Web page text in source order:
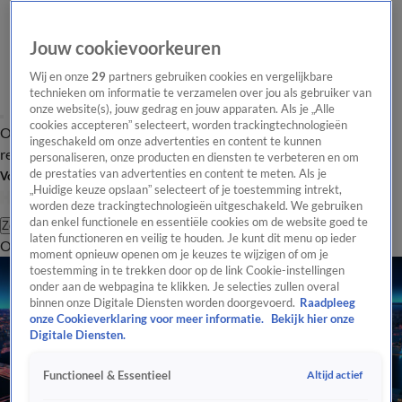
Overzicht Laatste nieuws Regionieuws Het beste van Hart
Tip de
redactie
Volg Hart van Nederland
Zoeken
OverzichtRegioUitzendingenWeerTip de redactiePanelVideo's
Jouw cookievoorkeuren
Wij en onze29 partners gebruiken cookies en vergelijkbare
technieken om informatie te verzamelen over jou als gebruiker van
onze website(s), jouw gedrag en jouw apparaten. Als je „Alle
cookies accepteren” selecteert, worden trackingtechnologieën
ingeschakeld om onze advertenties en content te kunnen
personaliseren, onze producten en diensten te verbeteren en om
de prestaties van advertenties en content te meten. Als je
„Huidige keuze opslaan” selecteert of je toestemming intrekt,
worden deze trackingtechnologieën uitgeschakeld. We gebruiken
dan enkel functionele en essentiële cookies om de website goed te
laten functioneren en veilig te houden. Je kunt dit menu op ieder
moment opnieuw openen om je keuzes te wijzigen of om je
toestemming in te trekken door op de link Cookie-instellingen
onder aan de webpagina te klikken. Je selecties zullen overal
binnen onze Digitale Diensten worden doorgevoerd. Raadpleeg
onze Cookieverklaring voor meer informatie.
Bekijk hier onze
Digitale Diensten.
Functioneel & Essentieel Altijd actief